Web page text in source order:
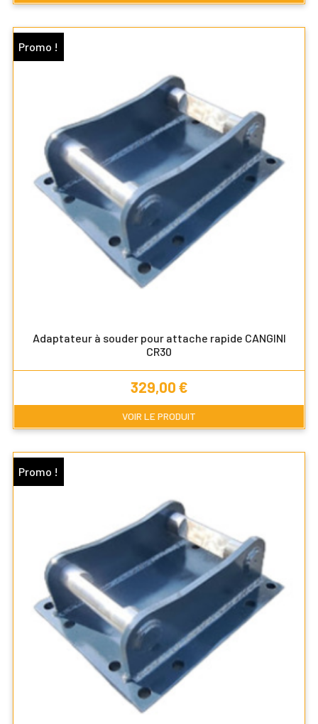
Adaptateur à souder pour attache rapide CANGINI
CR30
Prix
329,00 €
VOIR LE PRODUIT
Promo !
Promo !